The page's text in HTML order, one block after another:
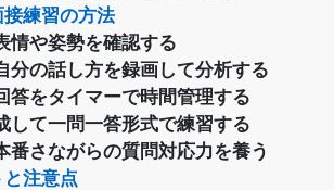
練習の方法
情や姿勢を確認する
分の話し方を録画して分析する
答をタイマーで時間管理する
して一問一答形式で練習する
番さながらの質問対応力を養う
注意点